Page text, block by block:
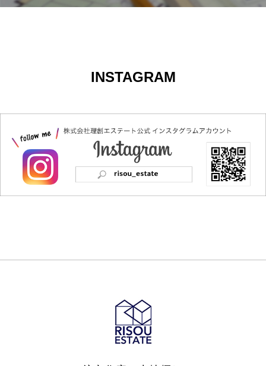
INSTAGRAM